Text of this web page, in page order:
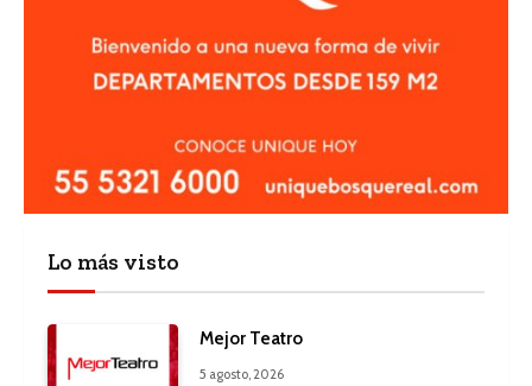
Lo más visto
Mejor Teatro
5 agosto, 2026